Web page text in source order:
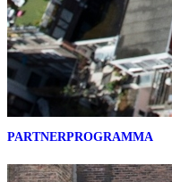
PARTNERPROGRAMMA